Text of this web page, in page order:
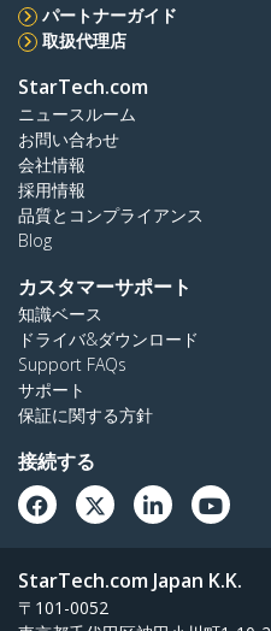
パートナーガイド
取扱代理店
StarTech.com
ニュースルーム
お問い合わせ
会社情報
採用情報
品質とコンプライアンス
Blog
カスタマーサポート
知識ベース
ドライバ&ダウンロード
Support FAQs
サポート
保証に関する方針
接続する
StarTech.com Japan K.K.
〒101-0052